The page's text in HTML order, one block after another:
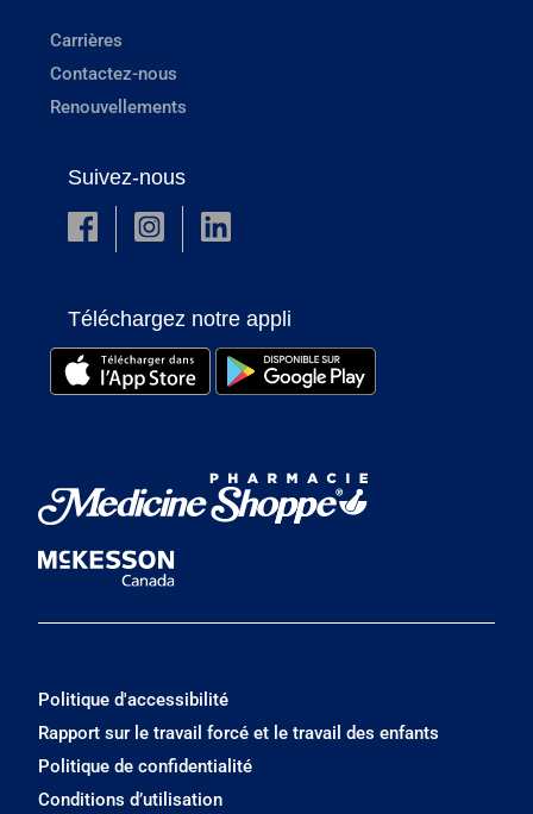
Carrières
Contactez-nous
Renouvellements
Suivez-nous
Téléchargez notre appli
Politique d'accessibilité
Rapport sur le travail forcé et le travail des enfants
Politique de confidentialité
Conditions d’utilisation